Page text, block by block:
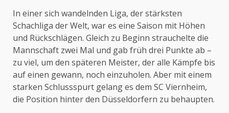
In einer sich wandelnden Liga, der stärksten
Schachliga der Welt, war es eine Saison mit Höhen
und Rückschlägen. Gleich zu Beginn strauchelte die
Mannschaft zwei Mal und gab früh drei Punkte ab –
zu viel, um den späteren Meister, der alle Kämpfe bis
auf einen gewann, noch einzuholen. Aber mit einem
starken Schlussspurt gelang es dem SC Viernheim,
die Position hinter den Düsseldorfern zu behaupten.